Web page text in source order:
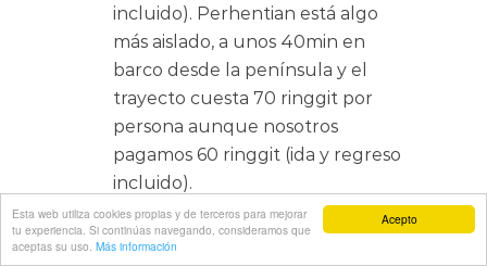
Acepto
Esta web utiliza cookies propias y de terceros para mejorar
tu experiencia. Si continúas navegando, consideramos que
aceptas su uso. Más información
incluido). Perhentian está algo
más aislado, a unos 40min en
barco desde la península y el
trayecto cuesta 70 ringgit por
persona aunque nosotros
pagamos 60 ringgit (ida y regreso
incluido).
No creo que este sea un punto